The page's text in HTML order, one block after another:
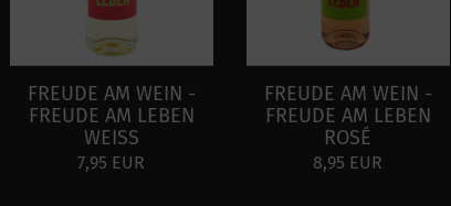
FREUDE AM WEIN -
FREUDE AM LEBEN
WEISS
7,95 EUR
FREUDE AM WEIN -
FREUDE AM LEBEN
ROSÉ
8,95 EUR